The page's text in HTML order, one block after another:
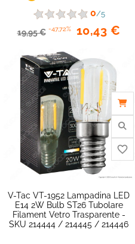
0/5
19,95 € -47,72% 10,43 €
V-Tac VT-1952 Lampadina LED
E14 2W Bulb ST26 Tubolare
Filament Vetro Trasparente -
SKU 214444 / 214445 / 214446